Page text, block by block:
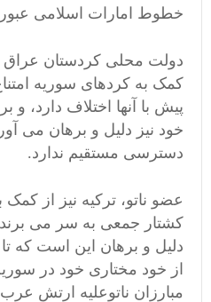
خطوط امارات اسلامی عبور
دولت محلی کردستان عراق
کمک به کردهای سوریه
پیش با آنها اختلاف دارد، و
خود نیز دلیل و برهان می
دسترسی مستقیم ندارد.
عضو ناتو، ترکیه نیز از
کشتار جمعی به سر می برند
دلیل و برهان این است که
از خود مختاری خود در
مبارزان ناتوعلیه ارتش